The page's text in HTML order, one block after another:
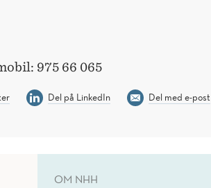
975 66 065
Del på LinkedIn Del med e-post
OM NHH